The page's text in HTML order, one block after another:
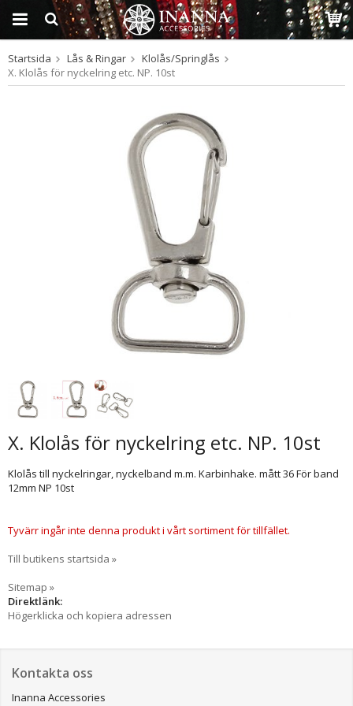
Produkten har blivit
tillagd i varukorgen
Startsida Lås & Ringar
Klolås/Springlås
X. Klolås för nyckelring etc. NP. 10st
X. Klolås för nyckelring etc. NP. 10st
Klolås till nyckelringar, nyckelband m.m. Karbinhake. mått 36 För band
12mm NP 10st
Tyvärr ingår inte denna produkt i vårt sortiment för tillfället.
Till butikens startsida »
Sitemap »
Direktlänk:
Högerklicka och kopiera adressen
Kontakta oss
Inanna Accessories